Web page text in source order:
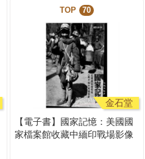
TOP 70
金石堂
【電子書】國家記憶：美國國
家檔案館收藏中緬印戰場影像